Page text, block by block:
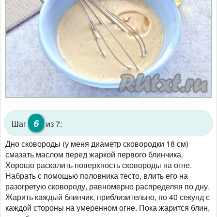
Шаг 6
из 7:
Дно сковороды (у меня диаметр сковородки 18 см)
смазать маслом перед жаркой первого блинчика.
Хорошо раскалить поверхность сковороды на огне.
Набрать с помощью половника тесто, влить его на
разогретую сковороду, равномерно распределяя по дну.
Жарить каждый блинчик, приблизительно, по 40 секунд с
каждой стороны на умеренном огне. Пока жарится блин,